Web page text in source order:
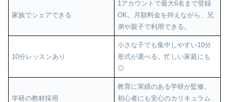
家族でシェアできる
1アカウントで最大6名まで登録
OK。月額料金を抑えながら、兄
弟や親子で利用できる。
10分レッスンあり
小さな子でも集中しやすい10分
形式が選べる。忙しい家庭にも
◎
学研の教材採用
教育に実績のある学研が監修。
初心者にも安心のカリキュラム